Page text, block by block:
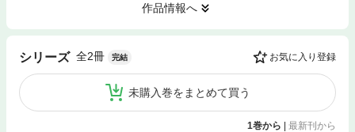
作品情報へ
シリーズ 全2冊 完結 お気に入り登録
未購入巻をまとめて買う
1巻から | 最新刊から